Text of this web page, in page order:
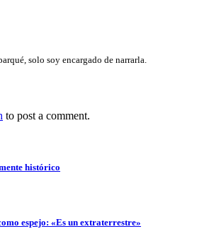
solo soy encargado de narrarla.
to post a comment.
histórico
espejo: «Es un extraterrestre»